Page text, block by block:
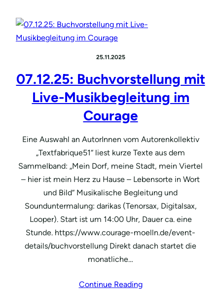
25.11.2025
07.12.25: Buchvorstellung mit
Live-Musikbegleitung im
Courage
Eine Auswahl an AutorInnen vom Autorenkollektiv
„Textfabrique51“ liest kurze Texte aus dem
Sammelband: „Mein Dorf, meine Stadt, mein Viertel
– hier ist mein Herz zu Hause – Lebensorte in Wort
und Bild“ Musikalische Begleitung und
Sounduntermalung: darikas (Tenorsax, Digitalsax,
Looper). Start ist um 14:00 Uhr, Dauer ca. eine
Stunde. https://www.courage-moelln.de/event-
details/buchvorstellung Direkt danach startet die
monatliche…
Continue Reading